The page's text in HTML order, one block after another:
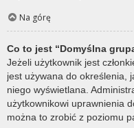
Na górę
Co to jest “Domyślna
Jeżeli użytkownik jest
jest używana do określenia,
niego wyświetlana.
użytkownikowi uprawnienia
można to zrobić z poziomu